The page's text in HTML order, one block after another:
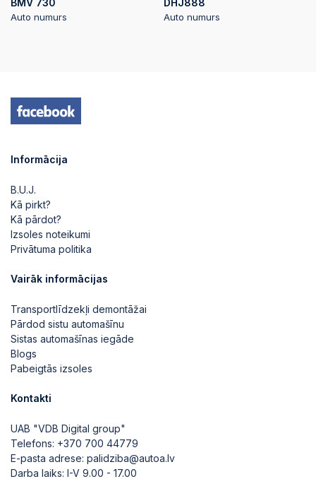
BMV 730
Auto numurs
DHJ888
Auto numurs
Informācija
B.U.J.
Kā pirkt?
Kā pārdot?
Izsoles noteikumi
Privātuma politika
Vairāk informācijas
Transportlīdzekļi demontāžai
Pārdod sistu automašīnu
Sistas automašīnas iegāde
Blogs
Pabeigtās izsoles
Kontakti
UAB "VDB Digital group"
Telefons: +370 700 44779
E-pasta adrese: palidziba@autoa.lv
Darba laiks: I-V 9.00 - 17.00